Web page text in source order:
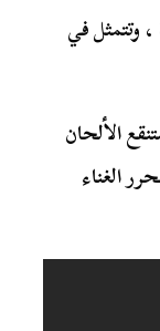
وتتمثل في
الألحان
الغناء